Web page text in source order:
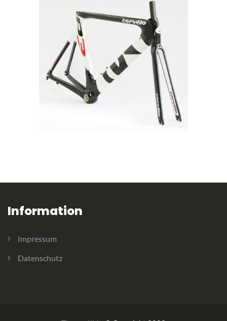
Information
Impressum
Datenschutz